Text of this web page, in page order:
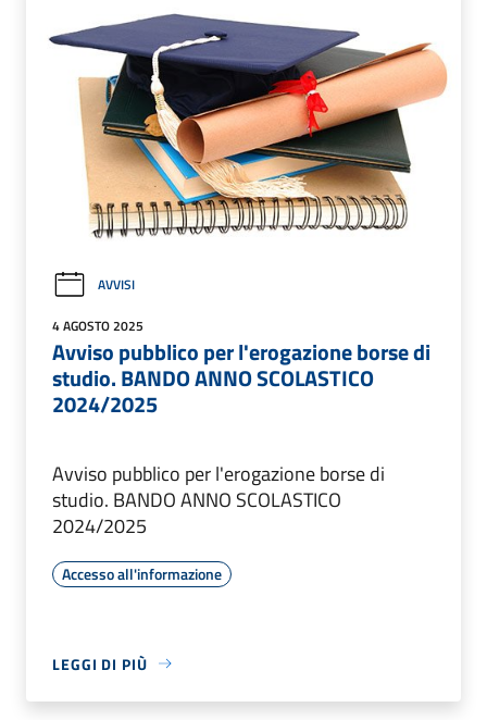
AVVISI
4 AGOSTO 2025
Avviso pubblico per l'erogazione borse di
studio. BANDO ANNO SCOLASTICO
2024/2025
Avviso pubblico per l'erogazione borse di
studio. BANDO ANNO SCOLASTICO
2024/2025
Accesso all'informazione
LEGGI DI PIÙ